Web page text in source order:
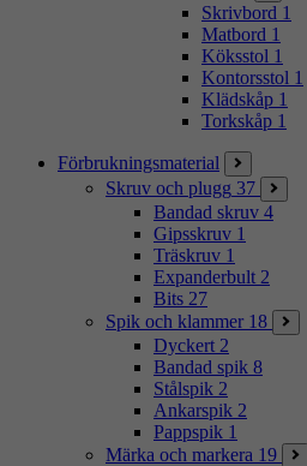
Skrivbord 1
Matbord 1
Köksstol 1
Kontorsstol 1
Klädskåp 1
Torkskåp 1
Förbrukningsmaterial
Skruv och plugg 37
Bandad skruv 4
Gipsskruv 1
Träskruv 1
Expanderbult 2
Bits 27
Spik och klammer 18
Dyckert 2
Bandad spik 8
Stålspik 2
Ankarspik 2
Pappspik 1
Märka och markera 19